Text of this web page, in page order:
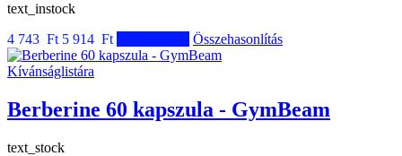
text_instock
4 743 Ft 5 914 Ft Összehasonlítás
Kívánságlistára
Berberine 60 kapszula - GymBeam
text_stock